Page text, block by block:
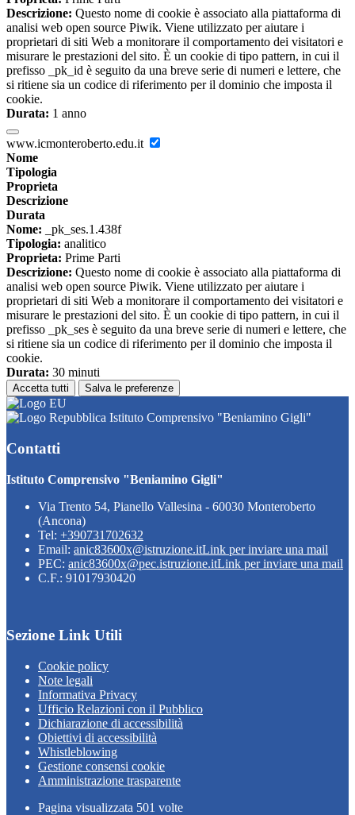
Descrizione: Questo nome di cookie è associato alla piattaforma di
analisi web open source Piwik. Viene utilizzato per aiutare i
proprietari di siti Web a monitorare il comportamento dei visitatori e
misurare le prestazioni del sito. È un cookie di tipo pattern, in cui il
prefisso _pk_id è seguito da una breve serie di numeri e lettere, che
si ritiene sia un codice di riferimento per il dominio che imposta il
cookie.
Durata: 1 anno
www.icmonteroberto.edu.it
Nome
Tipologia
Proprieta
Descrizione
Durata
Nome: _pk_ses.1.438f
Tipologia: analitico
Proprieta: Prime Parti
Descrizione: Questo nome di cookie è associato alla piattaforma di
analisi web open source Piwik. Viene utilizzato per aiutare i
proprietari di siti Web a monitorare il comportamento dei visitatori e
misurare le prestazioni del sito. È un cookie di tipo pattern, in cui il
prefisso _pk_ses è seguito da una breve serie di numeri e lettere, che
si ritiene sia un codice di riferimento per il dominio che imposta il
cookie.
Durata: 30 minuti
Accetta tutti Salva le preferenze
Istituto Comprensivo "Beniamino Gigli"
Contatti
Istituto Comprensivo "Beniamino Gigli"
Via Trento 54, Pianello Vallesina - 60030 Monteroberto
(Ancona)
Tel: +390731702632
Email: anic83600x@istruzione.itLink per inviare una mail
PEC: anic83600x@pec.istruzione.itLink per inviare una mail
C.F.: 91017930420
Sezione Link Utili
Cookie policy
Note legali
Informativa Privacy
Ufficio Relazioni con il Pubblico
Dichiarazione di accessibilità
Obiettivi di accessibilità
Whistleblowing
Gestione consensi cookie
Amministrazione trasparente
Pagina visualizzata 501 volte